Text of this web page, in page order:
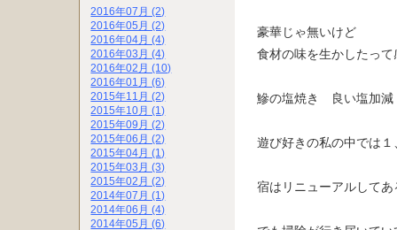
豪華じゃ無いけど
食材の味を生かしたって
鰺の塩焼き 良い塩加減
遊び好きの私の中では
宿はリニューアルして
2016年07月 (2)
2016年05月 (2)
2016年04月 (4)
2016年03月 (4)
2016年02月 (10)
2016年01月 (6)
2015年11月 (2)
2015年10月 (1)
2015年09月 (2)
2015年06月 (2)
2015年04月 (1)
2015年03月 (3)
2015年02月 (2)
2014年07月 (1)
2014年06月 (4)
2014年05月 (6)